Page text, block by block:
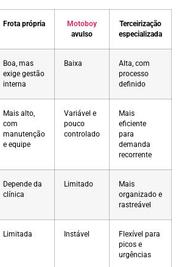
Frota própria
Motoboy
avulso
Terceirização
especializada
Boa, mas
exige gestão
interna
Baixa
Alta, com
processo
definido
Mais alto,
com
manutenção
e equipe
Variável e
pouco
controlado
Mais
eficiente
para
demanda
recorrente
Depende da
clínica
Limitado
Mais
organizado e
rastreável
Limitada Instável
Flexível para
picos e
urgências